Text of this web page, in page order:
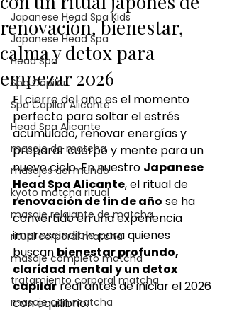
Japanese Head Spa Kids
Japanese Head Spa
Head Spa
Spa Capilar
Spa Capilar Alicante
Head Spa Alicante
masaje de matcha
masajes del mundo
kyoto matcha ritual
masaje relajante de matcha
ritual corporal matcha
masaje completo matcha
tratamiento corporal matcha
masaje con matcha
renovación, bienestar,
calma y detox para
empezar 2026
El cierre del año es el momento
perfecto para soltar el estrés
acumulado, renovar energías y
preparar cuerpo y mente para un
nuevo ciclo. En nuestro Japanese
Head Spa Alicante, el ritual de
renovación de fin de año se ha
convertido en una experiencia
imprescindible para quienes
buscan bienestar profundo,
claridad mental y un detox
capilar real antes de iniciar el 2026
con equilibrio.